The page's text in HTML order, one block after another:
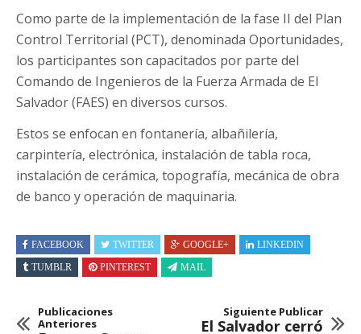
Como parte de la implementación de la fase II del Plan
Control Territorial (PCT), denominada Oportunidades,
los participantes son capacitados por parte del
Comando de Ingenieros de la Fuerza Armada de El
Salvador (FAES) en diversos cursos.
Estos se enfocan en fontanería, albañilería,
carpintería, electrónica, instalación de tabla roca,
instalación de cerámica, topografía, mecánica de obra
de banco y operación de maquinaria.
FACEBOOK TWITTER GOOGLE+
LINKEDIN
TUMBLR
PINTEREST MAIL
Publicaciones
Anteriores
Siguiente Publicar
El Salvador cerró